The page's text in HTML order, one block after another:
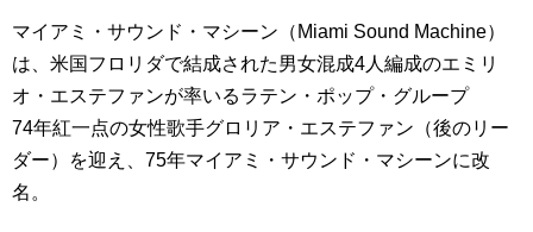
マイアミ・サウンド・マシーン（Miami Sound Machine）
は、米国フロリダで結成された男女混成4人編成のエミリ
オ・エステファンが率いるラテン・ポップ・グループ
74年紅一点の女性歌手グロリア・エステファン（後のリー
ダー）を迎え、75年マイアミ・サウンド・マシーンに改
名。